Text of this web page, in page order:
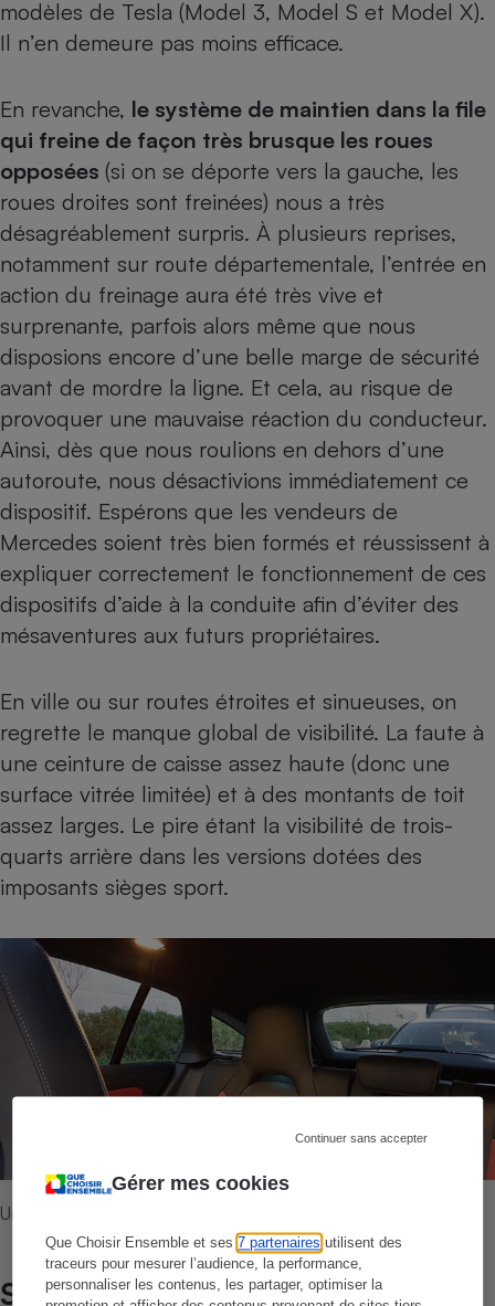
Gérer mes cookies
Que Choisir Ensemble et ses7 partenaires utilisent des
traceurs pour mesurer l’audience, la performance,
personnaliser les contenus, les partager, optimiser la
Continuer sans accepter
modèles de Tesla (Model 3, Model S et Model X).
Il n’en demeure pas moins efficace.
En revanche, le système de maintien dans la file
qui freine de façon très brusque les roues
opposées (si on se déporte vers la gauche, les
roues droites sont freinées) nous a très
désagréablement surpris. À plusieurs reprises,
notamment sur route départementale, l’entrée en
action du freinage aura été très vive et
surprenante, parfois alors même que nous
disposions encore d’une belle marge de sécurité
avant de mordre la ligne. Et cela, au risque de
provoquer une mauvaise réaction du conducteur.
Ainsi, dès que nous roulions en dehors d’une
autoroute, nous désactivions immédiatement ce
dispositif. Espérons que les vendeurs de
Mercedes soient très bien formés et réussissent à
expliquer correctement le fonctionnement de ces
dispositifs d’aide à la conduite afin d’éviter des
mésaventures aux futurs propriétaires.
En ville ou sur routes étroites et sinueuses, on
regrette le manque global de visibilité. La faute à
une ceinture de caisse assez haute (donc une
surface vitrée limitée) et à des montants de toit
assez larges. Le pire étant la visibilité de trois-
quarts arrière dans les versions dotées des
imposants sièges sport.
Une visibilité très moyenne vers l'arrière.
Sécurité